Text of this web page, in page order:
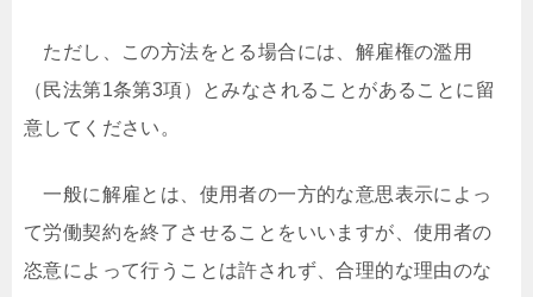
ただし、この方法をとる場合には、解雇権の濫用
（民法第1条第3項）とみなされることがあることに留
意してください。
一般に解雇とは、使用者の一方的な意思表示によっ
て労働契約を終了させることをいいますが、使用者の
恣意によって行うことは許されず、合理的な理由のな